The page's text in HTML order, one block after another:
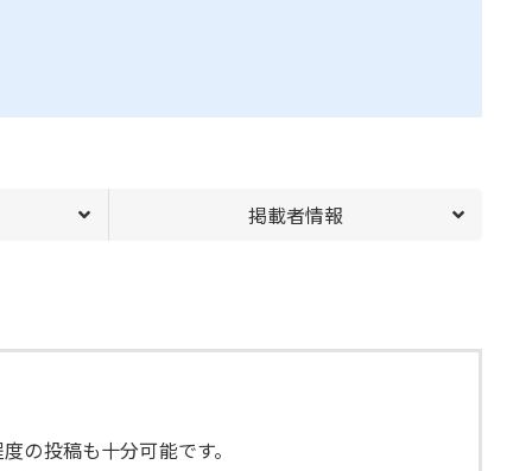
掲載者情報
の投稿も十分可能です。